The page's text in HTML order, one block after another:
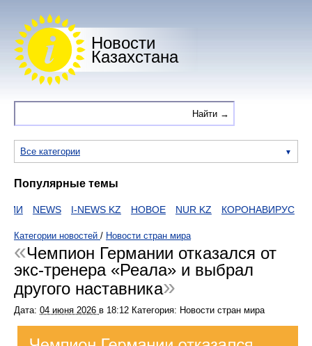
Новости
Казахстана
Все категории
Популярные темы
NEWS I-NEWS KZ НОВОЕ NUR KZ КОРОНАВИРУС
Категории новостей / Новости стран мира
Чемпион Германии отказался от
экс-тренера «Реала» и выбрал
другого наставника
Дата: 04 июня 2026 в 18:12 Категория: Новости стран мира